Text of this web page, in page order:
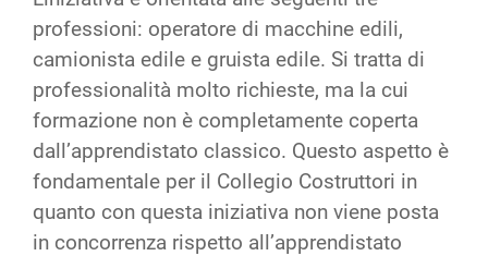
professioni: operatore di macchine edili,
camionista edile e gruista edile. Si tratta di
professionalità molto richieste, ma la cui
formazione non è completamente coperta
dall’apprendistato classico. Questo aspetto è
fondamentale per il Collegio Costruttori in
quanto con questa iniziativa non viene posta
in concorrenza rispetto all’apprendistato